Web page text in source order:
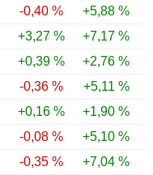
-0,40 % +5,88 %
+3,27 % +7,17 %
+0,39 % +2,76 %
-0,36 % +5,11 %
+0,16 % +1,90 %
-0,08 % +5,10 %
-0,35 % +7,04 %